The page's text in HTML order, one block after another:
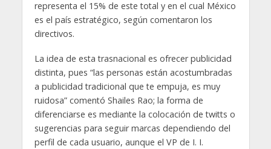
representa el 15% de este total y en el cual México
es el país estratégico, según comentaron los
directivos.
La idea de esta trasnacional es ofrecer publicidad
distinta, pues “las personas están acostumbradas
a publicidad tradicional que te empuja, es muy
ruidosa” comentó Shailes Rao; la forma de
diferenciarse es mediante la colocación de twitts o
sugerencias para seguir marcas dependiendo del
perfil de cada usuario, aunque el VP de I. I.